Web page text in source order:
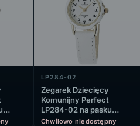
LP284-02
Zegarek Dziecięcy
Komunijny Perfect
LP284-02 na pasku
białym, biała tarcza
Chwilowo niedostępny